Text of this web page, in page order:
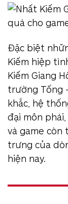
Đặc biệt
Kiếm hiệp
Kiếm Giang
trường Tống
khắc, hệ
đại môn
và game
trưng của
hiện nay.